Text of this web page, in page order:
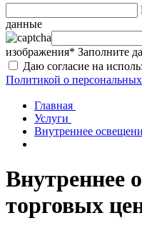
данные
изображения* Заполните
Даю согласие на
Политикой о
Главная
Услуги
Внутреннее
Внутреннее
торговых